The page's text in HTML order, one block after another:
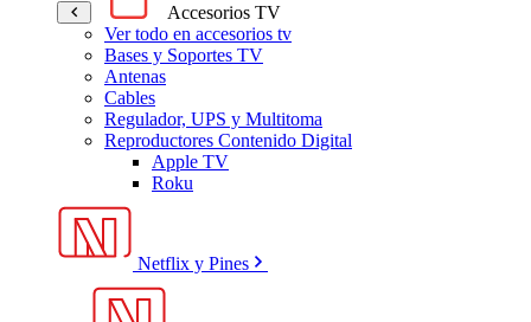
Accesorios TV
Ver todo en accesorios tv
Bases y Soportes TV
Antenas
Cables
Regulador, UPS y Multitoma
Reproductores Contenido Digital
Apple TV
Roku
Netflix y Pines